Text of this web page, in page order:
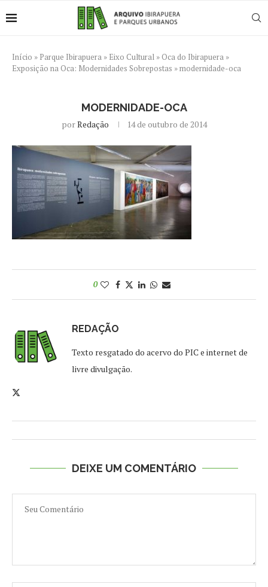
Início » Parque Ibirapuera » Eixo Cultural » Oca do Ibirapuera »
Exposição na Oca: Modernidades Sobrepostas »modernidade-oca
MODERNIDADE-OCA
porRedação 14 de outubro de 2014
0
REDAÇÃO
Texto resgatado do acervo do PIC e internet de
livre divulgação.
DEIXE UM COMENTÁRIO